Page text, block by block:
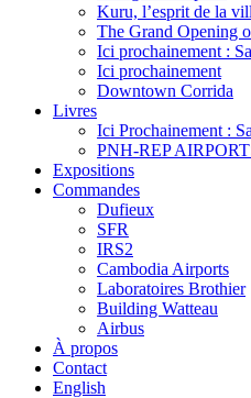
Kuru, l’esprit de la
The Grand Opening
Ici prochainement :
Ici prochainement
Downtown Corrida
Livres
Ici Prochainement :
PNH-REP
Expositions
Commandes
Dufieux
SFR
IRS2
Cambodia Airports
Laboratoires Brothier
Building Watteau
Airbus
À propos
Contact
English